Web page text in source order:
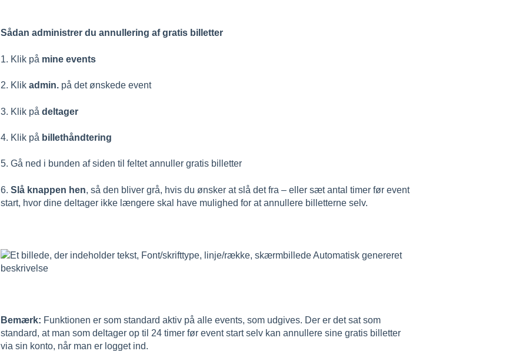
Sådan administrer du annullering af gratis billetter
1. Klik på mine events
2. Klik admin.på det ønskede event
3. Klik på deltager
4. Klik på billethåndtering
5. Gå ned i bunden af siden til feltet annuller gratis billetter
6. Slå knappen hen, så den bliver grå, hvis du ønsker at slå det fra – eller sæt antal timer før event
start, hvor dine deltager ikke længere skal have mulighed for at annullere billetterne selv.
Bemærk: Funktionen er som standard aktiv på alle events, som udgives. Der er det sat som
standard, at man som deltager op til 24 timer før event start selv kan annullere sine gratis billetter
via sin konto, når man er logget ind.